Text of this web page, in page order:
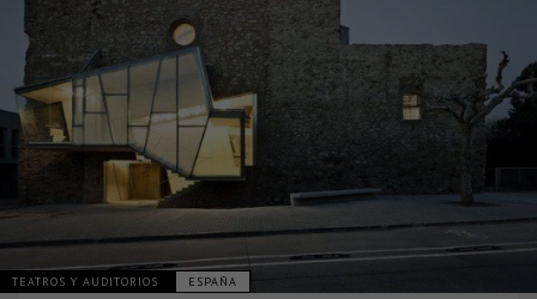
TEATROS Y AUDITORIOS ESPAÑA